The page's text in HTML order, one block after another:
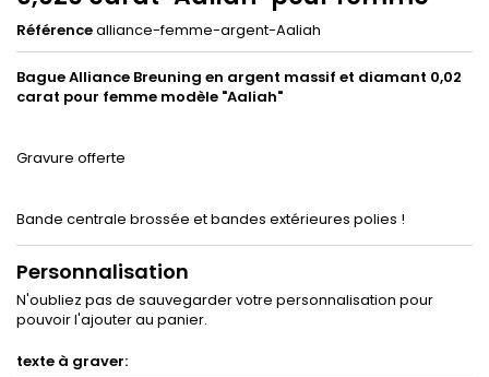
Référencealliance-femme-argent-Aaliah
Bague Alliance Breuning en argent massif et diamant 0,02
carat pour femme modèle "Aaliah"
Gravure offerte
Bande centrale brossée et bandes extérieures polies !
Personnalisation
N'oubliez pas de sauvegarder votre personnalisation pour
pouvoir l'ajouter au panier.
texte à graver: